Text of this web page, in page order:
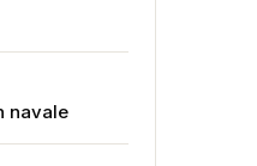
navale